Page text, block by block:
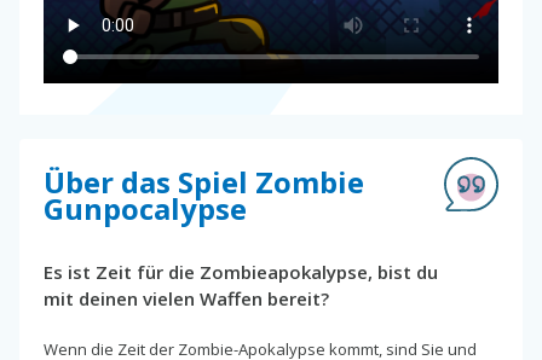
Über das Spiel Zombie
Gunpocalypse
Es ist Zeit für die Zombieapokalypse, bist du
mit deinen vielen Waffen bereit?
Wenn die Zeit der Zombie-Apokalypse kommt, sind Sie und